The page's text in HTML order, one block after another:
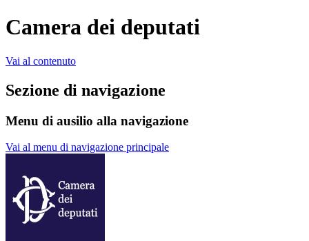
Camera dei deputati
Vai al contenuto
Sezione di navigazione
Menu di ausilio alla navigazione
Vai al menu di navigazione principale